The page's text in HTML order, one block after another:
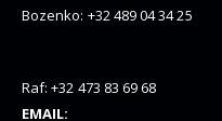
Bozenko: +32 489 04 34 25
Raf: +32 473 83 69 68
EMAIL: